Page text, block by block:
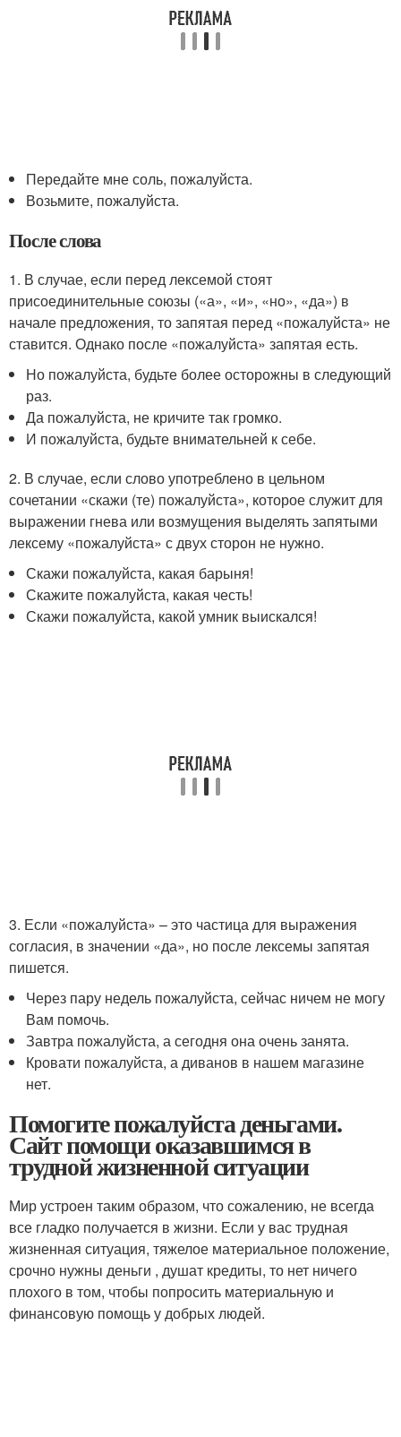
Передайте мне соль, пожалуйста.
Возьмите, пожалуйста.
После слова
1. В случае, если перед лексемой стоят
присоединительные союзы («а», «и», «но», «да») в
начале предложения, то запятая перед «пожалуйста» не
ставится. Однако после «пожалуйста» запятая есть.
Но пожалуйста, будьте более осторожны в следующий
раз.
Да пожалуйста, не кричите так громко.
И пожалуйста, будьте внимательней к себе.
2. В случае, если слово употреблено в цельном
сочетании «скажи (те) пожалуйста», которое служит для
выражении гнева или возмущения выделять запятыми
лексему «пожалуйста» с двух сторон не нужно.
Скажи пожалуйста, какая барыня!
Скажите пожалуйста, какая честь!
Скажи пожалуйста, какой умник выискался!
3. Если «пожалуйста» – это частица для выражения
согласия, в значении «да», но после лексемы запятая
пишется.
Через пару недель пожалуйста, сейчас ничем не могу
Вам помочь.
Завтра пожалуйста, а сегодня она очень занята.
Кровати пожалуйста, а диванов в нашем магазине
нет.
Помогите пожалуйста деньгами.
Сайт помощи оказавшимся в
трудной жизненной ситуации
Мир устроен таким образом, что сожалению, не всегда
все гладко получается в жизни. Если у вас трудная
жизненная ситуация, тяжелое материальное положение,
срочно нужны деньги , душат кредиты, то нет ничего
плохого в том, чтобы попросить материальную и
финансовую помощь у добрых людей.